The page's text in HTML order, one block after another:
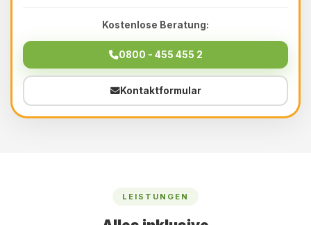
Kostenlose Beratung:
0800 - 455 455 2
Kontaktformular
LEISTUNGEN